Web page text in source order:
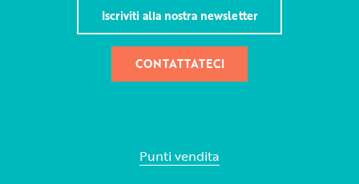
Iscriviti alla nostra newsletter
CONTATTATECI
Punti vendita